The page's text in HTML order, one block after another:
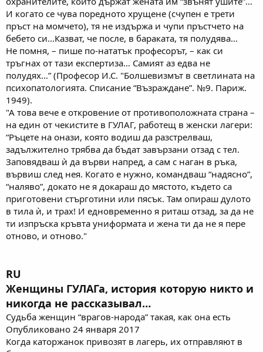
И когато се чува поредното хрущене (счупен е трети
пръст на момчето), тя не издържа и чупи пръстчето на
бебето си…Казват, че после, в бараката, тя полудява…
Не помня, – пише по-нататък професорът, – как си
тръгнах от тази експертиза… Самият аз едва не
полудях…” (Професор И.С. "Болшевизмът в светлината на
психопатологията. Списание “Възраждане”. №9. Париж.
1949).
"А това вече е откровение от противоположната страна –
на един от чекистите в ГУЛАГ, работещ в женски лагери:
“Ръцете на онази, която водиш да разстрелваш,
задължително трябва да бъдат завързани отзад с тел.
Заповядваш ѝ да върви напред, а сам с наган в ръка,
вървиш след нея. Когато е нужно, командваш “надясно”,
“наляво”, докато не я докараш до мястото, където са
приготовени стърготини или пясък. Там опираш дулото
в тила ѝ, и трах! И едновременно я риташ отзад, за да не
ти изпръска кръвта униформата и жена ти да не я пере
отново, и отново."
RU
Женщины ГУЛАГа, история которую никто и
никогда не рассказывал…
Судьба женщин “врагов-народа” такая, как она есть
Опубликовано 24 января 2017
Когда каторжанок привозят в лагерь, их отправляют в